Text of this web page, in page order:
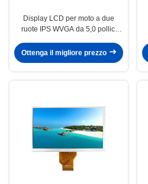
Display LCD per moto a due
ruote IPS WVGA da 5,0 pollici
LVDS
Ottenga il migliore prezzo